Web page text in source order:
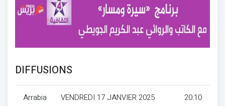
DIFFUSIONS
Arrabia VENDREDI 17 JANVIER 2025 20:10